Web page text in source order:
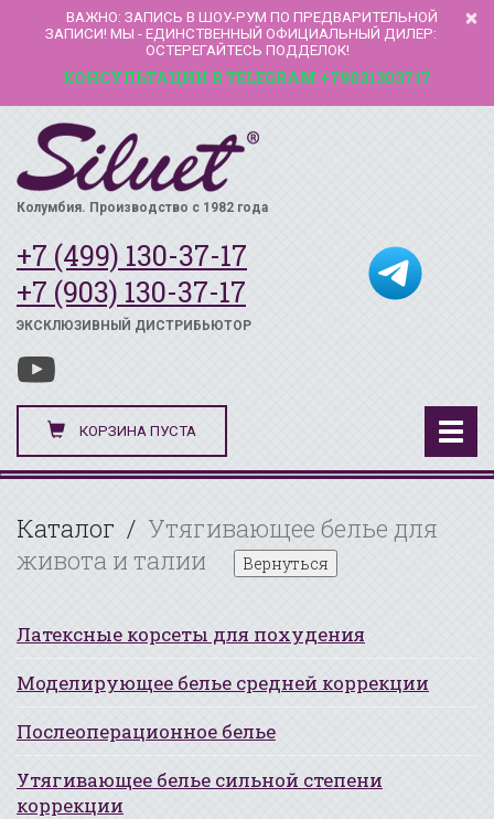
×
ВАЖНО: ЗАПИСЬ В ШОУ-РУМ ПО ПРЕДВАРИТЕЛЬНОЙ
ЗАПИСИ! МЫ - ЕДИНСТВЕННЫЙ ОФИЦИАЛЬНЫЙ ДИЛЕР:
ОСТЕРЕГАЙТЕСЬ ПОДДЕЛОК!
КОНСУЛЬТАЦИИ В TELEGRAM +79031303717
Колумбия. Производство с 1982 года
+7 (499) 130-37-17
+7 (903) 130-37-17
ЭКСКЛЮЗИВНЫЙ ДИСТРИБЬЮТОР
КОРЗИНА ПУСТА
Каталог
Утягивающее белье для
живота и талии
Вернуться
Латексные корсеты для похудения
Моделирующее белье средней коррекции
Послеоперационное белье
Утягивающее белье сильной степени
коррекции